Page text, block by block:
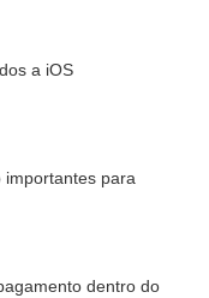
a iOS
importantes para
dentro do